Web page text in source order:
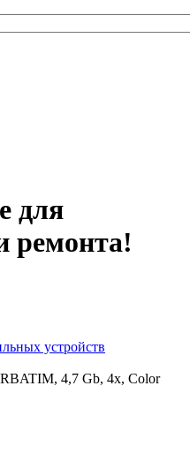
для
ремонта!
устройств
4,7 Gb, 4x, Color